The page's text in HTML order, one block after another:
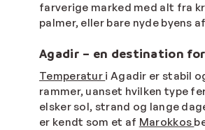
farverige marked med alt fra
palmer, eller bare nyde byens
Agadir – en destination
Temperatur i Agadir er stabil
rammer, uanset hvilken type
elsker sol, strand og lange
er kendt som et af Marokkos